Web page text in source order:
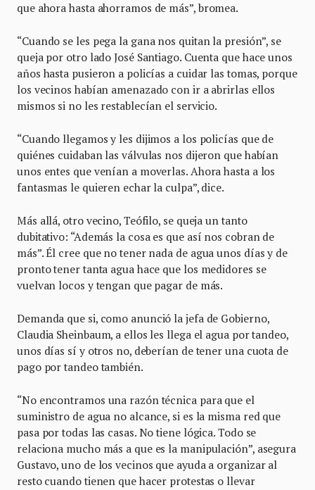
que ahora hasta ahorramos de más”, bromea.
“Cuando se les pega la gana nos quitan la presión”, se
queja por otro lado José Santiago. Cuenta que hace unos
años hasta pusieron a policías a cuidar las tomas, porque
los vecinos habían amenazado con ir a abrirlas ellos
mismos si no les restablecían el servicio.
“Cuando llegamos y les dijimos a los policías que de
quiénes cuidaban las válvulas nos dijeron que habían
unos entes que venían a moverlas. Ahora hasta a los
fantasmas le quieren echar la culpa”, dice.
Más allá, otro vecino, Teófilo, se queja un tanto
dubitativo: “Además la cosa es que así nos cobran de
más”. Él cree que no tener nada de agua unos días y de
pronto tener tanta agua hace que los medidores se
vuelvan locos y tengan que pagar de más.
Demanda que si, como anunció la jefa de Gobierno,
Claudia Sheinbaum, a ellos les llega el agua por tandeo,
unos días sí y otros no, deberían de tener una cuota de
pago por tandeo también.
“No encontramos una razón técnica para que el
suministro de agua no alcance, si es la misma red que
pasa por todas las casas. No tiene lógica. Todo se
relaciona mucho más a que es la manipulación”, asegura
Gustavo, uno de los vecinos que ayuda a organizar al
resto cuando tienen que hacer protestas o llevar